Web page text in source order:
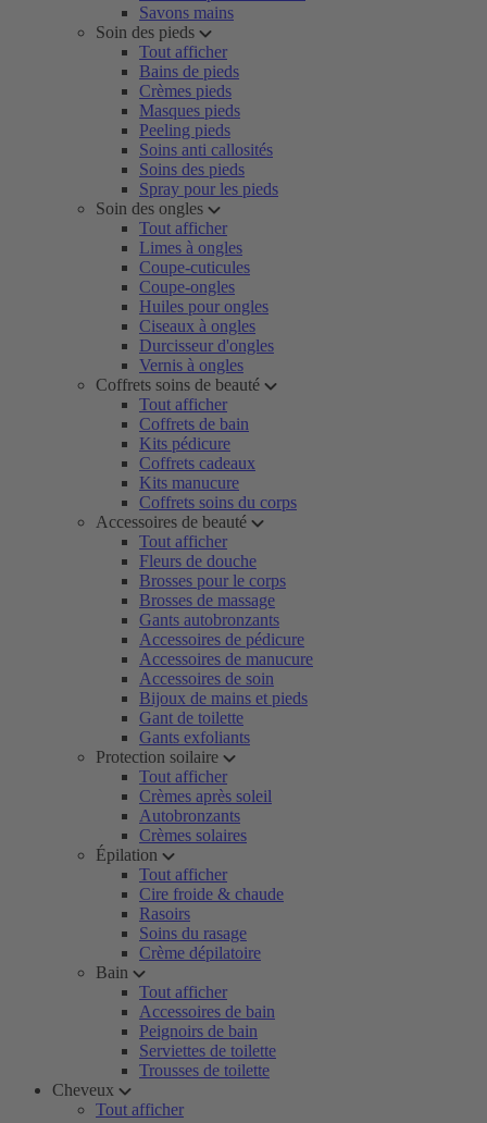
Savons mains
Soin des pieds
Tout afficher
Bains de pieds
Crèmes pieds
Masques pieds
Peeling pieds
Soins anti callosités
Soins des pieds
Spray pour les pieds
Soin des ongles
Tout afficher
Limes à ongles
Coupe-cuticules
Coupe-ongles
Huiles pour ongles
Ciseaux à ongles
Durcisseur d'ongles
Vernis à ongles
Coffrets soins de beauté
Tout afficher
Coffrets de bain
Kits pédicure
Coffrets cadeaux
Kits manucure
Coffrets soins du corps
Accessoires de beauté
Tout afficher
Fleurs de douche
Brosses pour le corps
Brosses de massage
Gants autobronzants
Accessoires de pédicure
Accessoires de manucure
Accessoires de soin
Bijoux de mains et pieds
Gant de toilette
Gants exfoliants
Protection soilaire
Tout afficher
Crèmes après soleil
Autobronzants
Crèmes solaires
Épilation
Tout afficher
Cire froide & chaude
Rasoirs
Soins du rasage
Crème dépilatoire
Bain
Tout afficher
Accessoires de bain
Peignoirs de bain
Serviettes de toilette
Trousses de toilette
Cheveux
Tout afficher